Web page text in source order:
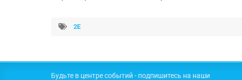
2E
Будьте в центре событий - подпишитесь на наши